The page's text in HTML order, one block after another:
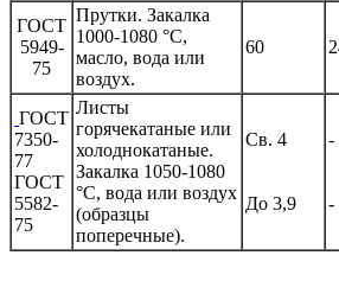
ГОСТ
5949-
75
Прутки. Закалка
1000-1080 °С,
масло, вода или
воздух.
60
ГОСТ
7350-
77
ГОСТ
5582-
75
Листы
горячекатаные или
холоднокатаные.
Закалка 1050-1080
°С, вода или воздух
(образцы
поперечные).
Св. 4
До 3,9
-
-